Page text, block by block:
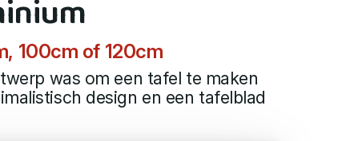
100cm of 120cm
was om een tafel te maken
design en een tafelblad